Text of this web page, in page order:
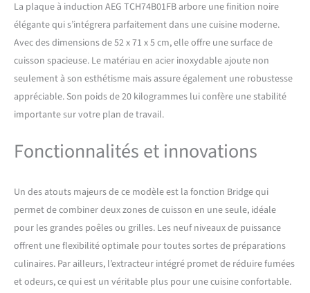
combiner deux zones de
cuisson en une plus grande
pour des ustensiles de
dans la cuisine : la plaque
série 6000 Bridge avec hotte
intégrée combine une
plaque à induction qui se
puissant qui crée un flux
également de combiner
deux zones de cuisson en
une plus grande pour des
récipients de grande taille.
Fonction BRIDGE :
polyvalence de cuisson avec
deux zones : la fonction
La plaque à induction AEG TCH74B01FB arbore une finition noire
élégante qui s’intégrera parfaitement dans une cuisine moderne.
Avec des dimensions de 52 x 71 x 5 cm, elle offre une surface de
cuisson spacieuse. Le matériau en acier inoxydable ajoute non
seulement à son esthétisme mais assure également une robustesse
appréciable. Son poids de 20 kilogrammes lui confère une stabilité
importante sur votre plan de travail.
Fonctionnalités et innovations
Un des atouts majeurs de ce modèle est la fonction Bridge qui
permet de combiner deux zones de cuisson en une seule, idéale
pour les grandes poêles ou grilles. Les neuf niveaux de puissance
offrent une flexibilité optimale pour toutes sortes de préparations
culinaires. Par ailleurs, l’extracteur intégré promet de réduire fumées
et odeurs, ce qui est un véritable plus pour une cuisine confortable.